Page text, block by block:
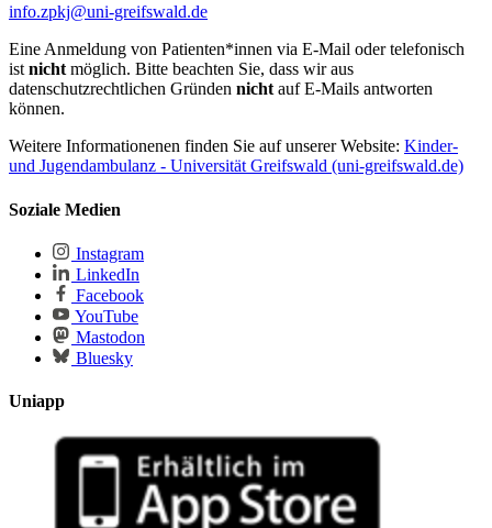
info.zpkj@uni-greifswald.de
Eine Anmeldung von Patienten*innen via E-Mail oder telefonisch
ist nicht möglich. Bitte beachten Sie, dass wir aus
datenschutzrechtlichen Gründen nicht auf E-Mails antworten
können.
Weitere Informationenen finden Sie auf unserer Website: Kinder-
und Jugendambulanz - Universität Greifswald (uni-greifswald.de)
Soziale Medien
Instagram
LinkedIn
Facebook
YouTube
Mastodon
Bluesky
Uniapp